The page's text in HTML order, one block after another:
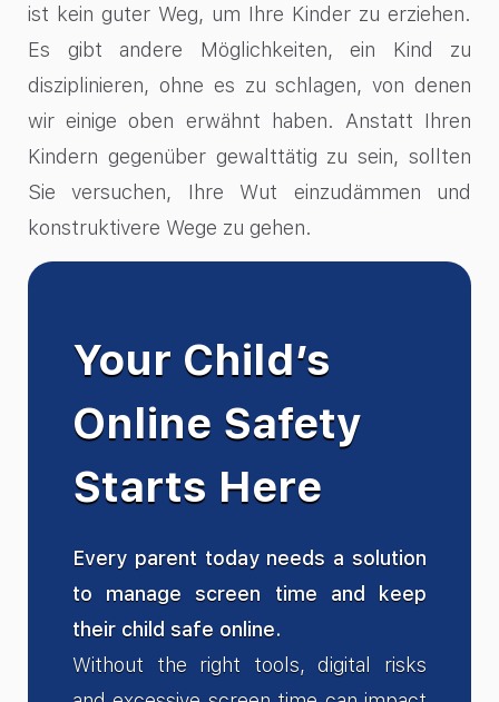
ist kein guter Weg, um Ihre Kinder zu erziehen.
Es gibt andere Möglichkeiten, ein Kind zu
disziplinieren, ohne es zu schlagen, von denen
wir einige oben erwähnt haben. Anstatt Ihren
Kindern gegenüber gewalttätig zu sein, sollten
Sie versuchen, Ihre Wut einzudämmen und
konstruktivere Wege zu gehen.
Your Child’s
Online Safety
Starts Here
Every parent today needs a solution
to manage screen time and keep
their child safe online.
Without the right tools, digital risks